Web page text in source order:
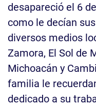
desapareció el 6
como le decían
diversos medios
Zamora, El Sol de
Michoacán y
familia le
dedicado a su